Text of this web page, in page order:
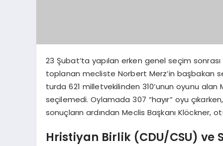
23 Şubat’ta yapılan erken genel seçim
toplanan mecliste Norbert Merz’in başbakan
turda 621 milletvekilinden 310’unun oyunu
seçilemedi. Oylamada 307 “hayır” oyu
sonuçların ardından Meclis Başkanı Klöckner,
Hristiyan Birlik (CDU/CSU) ve